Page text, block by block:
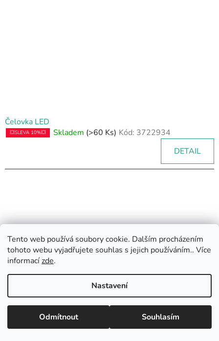
Tento web používá soubory cookie. Dalším procházením
tohoto webu vyjadřujete souhlas s jejich používáním.. Více
informacízde.
Nastavení
Odmítnout Souhlasím
Rádi bychom vás informovali: speciální promo akce až 52
% je určena výhradně pro OBJEDNÁVKY přes ESHOP
právě aktivoval funkci Oblíbené, aby si zákazníci mohli
vytvářet vlastní seznamy produktů. Srdečně zveme
Čelovka LED
💥SLEVA 10%💥 Skladem (>60 Ks) Kód: 3722934
DETAIL